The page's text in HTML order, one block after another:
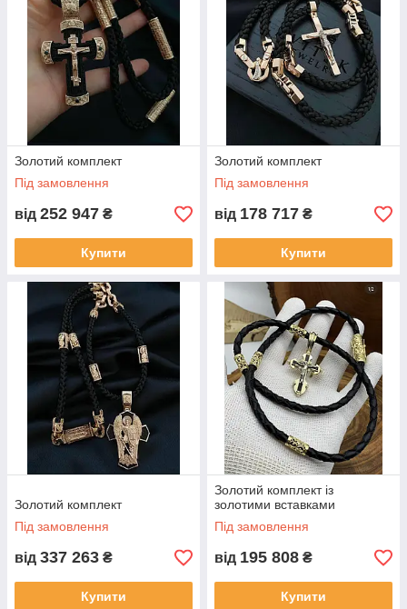
Золотий комплект
Під замовлення
від 252 947 ₴
Купити
Золотий комплект
Під замовлення
від 178 717 ₴
Купити
Золотий комплект
Під замовлення
від 337 263 ₴
Купити
Золотий комплект із
золотими вставками
Під замовлення
від 195 808 ₴
Купити